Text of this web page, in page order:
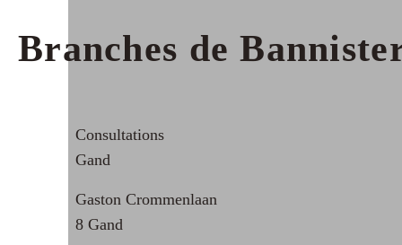
Branches de
Consultations
Gand
Gaston Crommenlaan
8 Gand